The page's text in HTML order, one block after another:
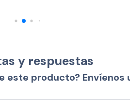
y respuestas
este producto? Envíenos